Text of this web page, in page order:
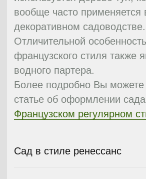
По-настоящему магический облик своему
саду можно придать, выращивая южные
растения. Инжир, апельсины,
бугенвиллеи — то, что вам нужно, чтобы
дома. Интересно, что помимо растений,
которые не переживают зиму (олеандр,
олива, лантана), существуют также
растения, способные стоять на открытом
воздухе все холодное время года. С
последним относятся гибискус
сирийский, тамарикс, ракитник. Чаще
стиле.